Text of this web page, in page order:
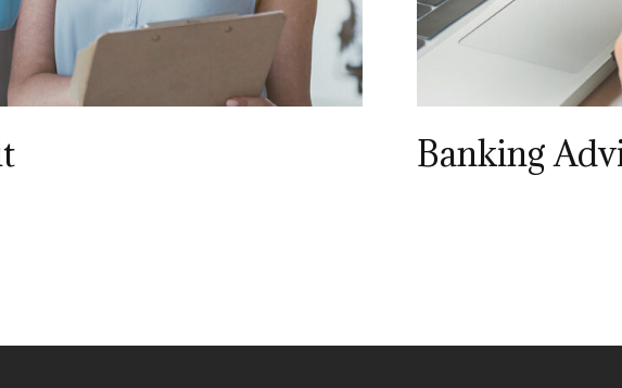
Banking